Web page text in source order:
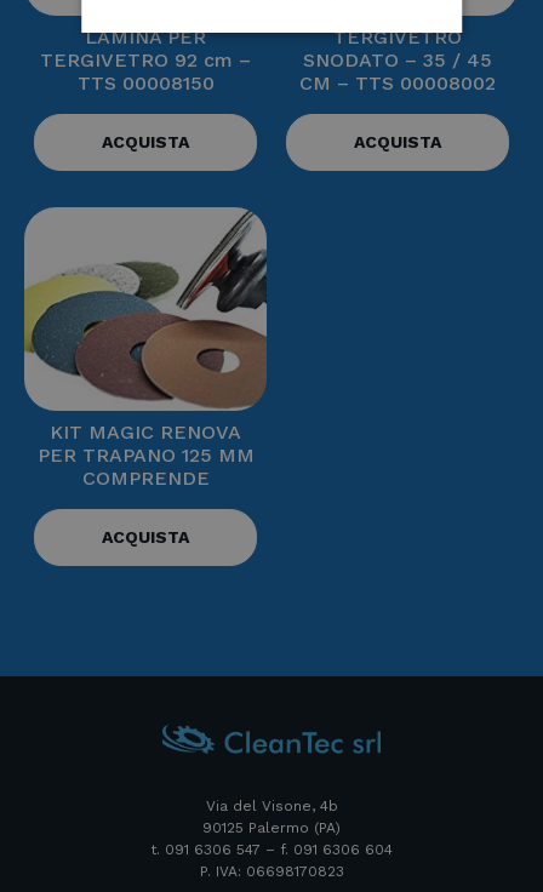
LAMINA PER
TERGIVETRO 92 cm –
TTS 00008150
ACQUISTA
TERGIVETRO
SNODATO – 35 / 45
CM – TTS 00008002
ACQUISTA
KIT MAGIC RENOVA
PER TRAPANO 125 MM
COMPRENDE
ACQUISTA
Via del Visone, 4b
90125 Palermo (PA)
t. 091 6306 547 – f. 091 6306 604
P. IVA: 06698170823